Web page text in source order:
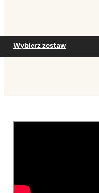
Wybierz zestaw